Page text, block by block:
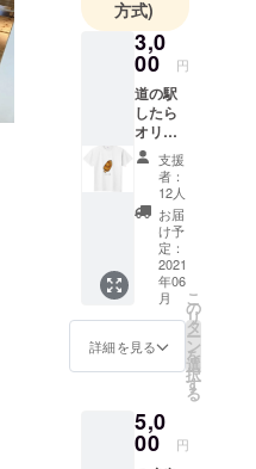
よろしくお
願いいたし
ます。
方式)
3,0
00 円
道の駅
したら
オリジ
ナルT
シャ
ツ、お
礼のお
手紙 当
店自慢
の五平
餅をデ
ザイン
しまし
た。
支援
者：
12人
お届
け予
定：
2021
年06
月
詳細を見る
こ
の
リ
タ
ー
ン
を
選
択
す
る
5,0
00 円